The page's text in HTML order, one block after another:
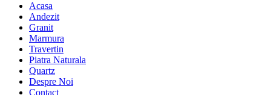
Acasa
Andezit
Granit
Marmura
Travertin
Piatra Naturala
Quartz
Despre Noi
Contact